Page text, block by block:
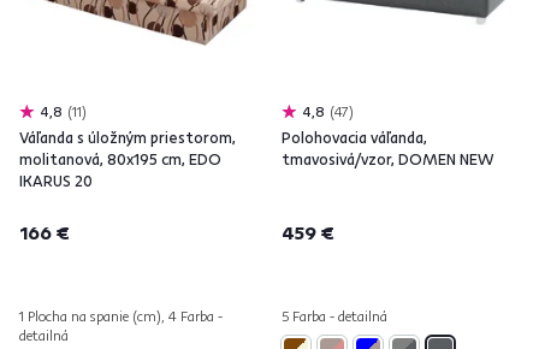
4,8 11
Váľanda s úložným priestorom,
molitanová, 80x195 cm, EDO
IKARUS 20
166 €
1 Plocha na spanie (cm), 4 Farba -
detailná
4,8 47
Polohovacia váľanda,
tmavosivá/vzor, DOMEN NEW
459 €
5 Farba - detailná